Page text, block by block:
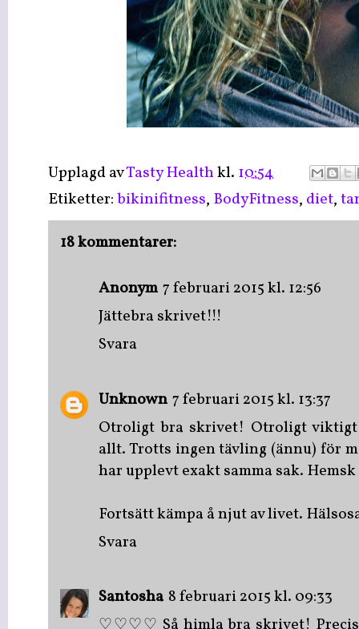
Upplagd avTasty Healthkl. 10:54
Etiketter:bikinifitness, BodyFitness, diet,
18 kommentarer:
Anonym 7 februari 2015 kl. 12:56
Jättebra skrivet!!!
Svara
Unknown 7 februari 2015 kl. 13:37
Otroligt bra skrivet! Otroligt
allt. Trotts ingen tävling (ännu) för
har upplevt exakt samma sak.
Fortsätt kämpa å njut av livet.
Svara
Santosha 8 februari 2015 kl. 09:33